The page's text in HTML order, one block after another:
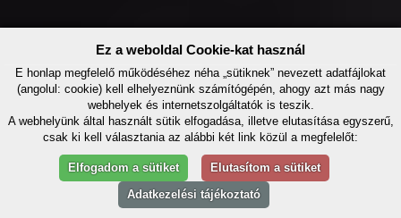
Ez a weboldal Cookie-kat használ
E honlap megfelelő működéséhez néha „sütiknek” nevezett adatfájlokat
(angolul: cookie) kell elhelyeznünk számítógépén, ahogy azt más nagy
webhelyek és internetszolgáltatók is teszik.
A webhelyünk által használt sütik elfogadása, illetve elutasítása egyszerű,
csak ki kell választania az alábbi két link közül a megfelelőt:
Elfogadom a sütiket
Elutasítom a sütiket
Adatkezelési tájékoztató